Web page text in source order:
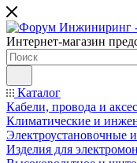
Интернет-магазин
Каталог
Кабели, провода и
Климатические и
Электроустановочные
Изделия для